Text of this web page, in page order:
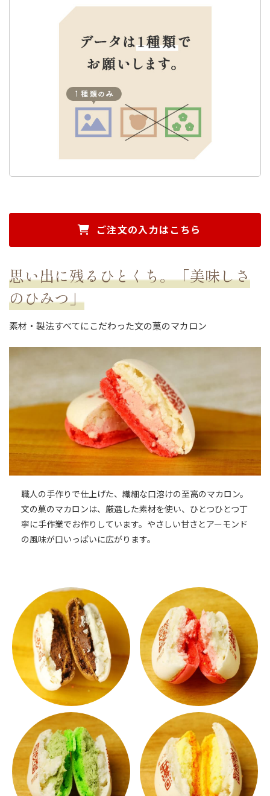
ご注文の入力はこちら
思い出に残るひとくち。「美味しさ
のひみつ」
素材・製法すべてにこだわった文の菓のマカロン
職人の手作りで仕上げた、繊細な口溶けの至高のマカロン。
文の菓のマカロンは、厳選した素材を使い、ひとつひとつ丁
寧に手作業でお作りしています。やさしい甘さとアーモンド
の風味が口いっぱいに広がります。